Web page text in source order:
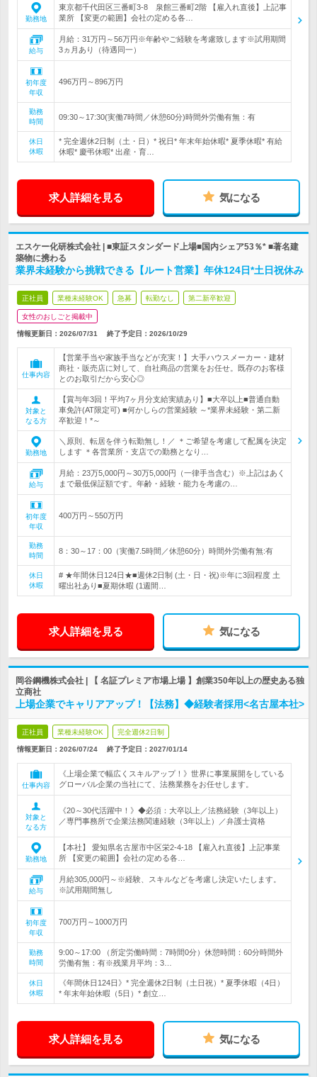
勤務地
東京都千代田区三番町3-8 泉館三番町2階 【雇入れ直後】上記事
業所 【変更の範囲】会社の定める各…
給与
月給：31万円～56万円※年齢やご経験を考慮致します※試用期間
3ヵ月あり（待遇同一）
初年度
年収
496万円～896万円
勤務
時間
09:30～17:30(実働7時間／休憩60分)時間外労働有無：有
休日
休暇
* 完全週休2日制（土・日）* 祝日* 年末年始休暇* 夏季休暇* 有給
休暇* 慶弔休暇* 出産・育…
求人詳細を見る 気になる
エスケー化研株式会社 | ■東証スタンダード上場■国内シェア53％* ■著名建
築物に携わる
業界未経験から挑戦できる【ルート営業】年休124日*土日祝休み
正社員 業種未経験OK 急募 転勤なし 第二新卒歓迎
女性のおしごと掲載中
情報更新日：2026/07/31 終了予定日： 2026/10/29
仕事内容
【営業手当や家族手当などが充実！】大手ハウスメーカー・建材
商社・販売店に対して、自社商品の営業をお任せ。既存のお客様
とのお取引だから安心◎
対象と
なる方
【賞与年3回！平均7ヶ月分支給実績あり】■大卒以上■普通自動
車免許(AT限定可) ■何かしらの営業経験 ～*業界未経験・第二新
卒歓迎！*～
勤務地
＼原則、転居を伴う転勤無し！／ ＊ご希望を考慮して配属を決定
します ＊各営業所・支店での勤務となり…
給与
月給：23万5,000円～30万5,000円（一律手当含む）※上記はあく
まで最低保証額です。年齢・経験・能力を考慮の…
初年度
年収
400万円～550万円
勤務
時間
8：30～17：00（実働7.5時間／休憩60分）時間外労働有無:有
休日
休暇
# ★年間休日124日★■週休2日制 (土・日・祝)※年に3回程度 土
曜出社あり■夏期休暇 (1週間…
求人詳細を見る 気になる
岡谷鋼機株式会社 | 【 名証プレミア市場上場 】創業350年以上の歴史ある独
立商社
上場企業でキャリアアップ！【法務】◆経験者採用<名古屋本社>
正社員 業種未経験OK 完全週休2日制
情報更新日：2026/07/24 終了予定日： 2027/01/14
仕事内容
《上場企業で幅広くスキルアップ！》世界に事業展開をしている
グローバル企業の当社にて、法務業務をお任せします。
対象と
なる方
《20～30代活躍中！》◆必須：大卒以上／法務経験（3年以上）
／専門事務所で企業法務関連経験（3年以上）／弁護士資格
勤務地
【本社】 愛知県名古屋市中区栄2-4-18 【雇入れ直後】上記事業
所 【変更の範囲】会社の定める各…
給与
月給305,000円～※経験、スキルなどを考慮し決定いたします。
※試用期間無し
初年度
年収
700万円～1000万円
勤務
時間
9:00～17:00 （所定労働時間：7時間0分）休憩時間：60分時間外
労働有無：有※残業月平均：3…
休日
休暇
《年間休日124日》* 完全週休2日制（土日祝）* 夏季休暇（4日）
* 年末年始休暇（5日）* 創立…
求人詳細を見る 気になる